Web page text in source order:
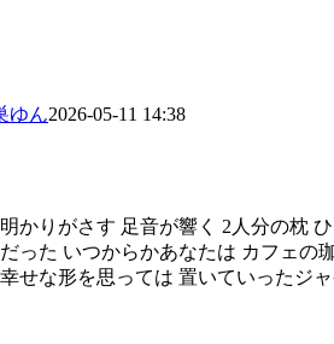
ゆん2026-05-11 14:38
かりがさす 足音が響く 2人分の枕
った いつからかあなたは カフェ
せな形を思っては 置いていったジ